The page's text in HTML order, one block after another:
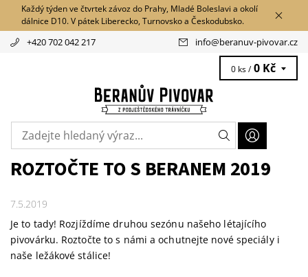
Každý týden ve čtvrtek závoz do Prahy, Mladé Boleslavi a okolí
dálnice D10. V pátek Liberecko, Turnovsko a Českodubsko.
+420 702 042 217 info@beranuv-pivovar.cz
0 ks / 0 Kč
ROZTOČTE TO S BERANEM 2019
7.5.2019
Je to tady! Rozjíždíme druhou sezónu našeho létajícího
pivovárku. Roztočte to s námi a ochutnejte nové speciály i
naše ležákové stálice!